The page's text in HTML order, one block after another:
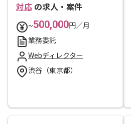
対応 の求人・案件
~500,000円／月
業務委託
Webディレクター
渋谷（東京都）